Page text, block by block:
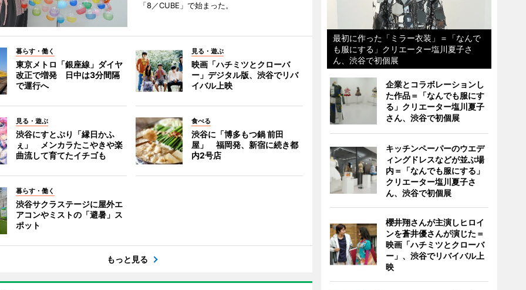
「8／CUBE」で始まった。
暮らす・働く
東京メトロ「銀座線」ダイヤ
改正で増発 日中は3分間隔
で運行へ
見る・遊ぶ
映画「ハチミツとクローバ
ー」デジタル版、渋谷でリバ
イバル上映
見る・遊ぶ
渋谷にすとぷり「縁日かふ
ぇ」 メンカラたこやきや楽
曲流して育てたイチゴも
食べる
渋谷に「博多もつ鍋 前田
屋」 福岡発、新宿に続き都
内2号店
暮らす・働く
渋谷サクラステージに屋外エ
アコンやミストの「避暑」ス
ポット
もっと見る
最初に作った「ミラー衣装」＝「なんで
も服にする」クリエーター塩川夏子さ
ん、渋谷で初個展
企業とコラボレーションし
た作品＝「なんでも服にす
る」クリエーター塩川夏子
さん、渋谷で初個展
キッチンペーパーのウエデ
ィングドレスなどが並ぶ場
内＝「なんでも服にする」
クリエーター塩川夏子さ
ん、渋谷で初個展
櫻井翔さんが主演しヒロイ
ンを蒼井優さんが演じた＝
映画「ハチミツとクローバ
ー」、渋谷でリバイバル上
映